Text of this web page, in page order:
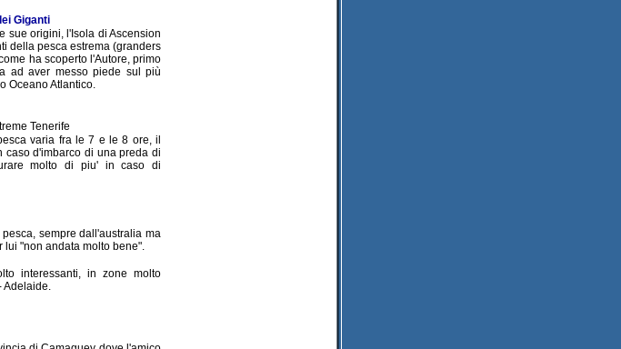
Giganti
sue origini, l'Isola di Ascension
della pesca estrema (granders
ha scoperto l'Autore, primo
ad aver messo piede sul più
Oceano Atlantico.
Tenerife
varia fra le 7 e le 8 ore, il
caso d'imbarco di una preda di
molto di piu' in caso di
sempre dall'australia ma
lui "non andata molto bene".
interessanti, in zone molto
Adelaide.